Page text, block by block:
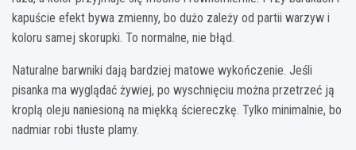
kapuście efekt bywa zmienny, bo dużo zależy od partii warzyw i
koloru samej skorupki. To normalne, nie błąd.
Naturalne barwniki dają bardziej matowe wykończenie. Jeśli
pisanka ma wyglądać żywiej, po wyschnięciu można przetrzeć ją
kroplą oleju naniesioną na miękką ściereczkę. Tylko minimalnie, bo
nadmiar robi tłuste plamy.